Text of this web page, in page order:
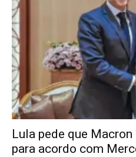
Lula pede que Macron
para acordo com